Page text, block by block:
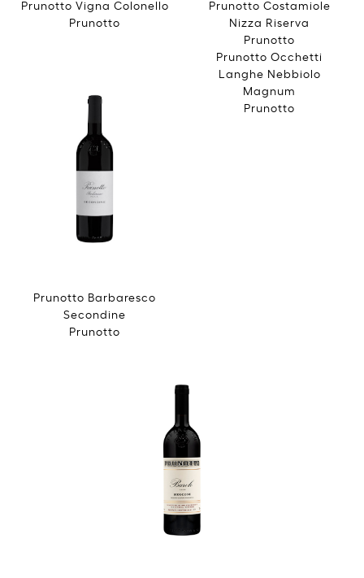
Prunotto Vigna Colonello
Prunotto
Prunotto Costamiole
Nizza Riserva
Prunotto
Prunotto Barbaresco
Secondine
Prunotto
Prunotto Occhetti
Langhe Nebbiolo
Magnum
Prunotto